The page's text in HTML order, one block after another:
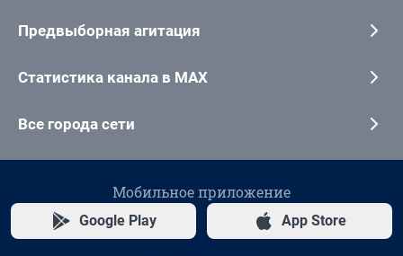
Предвыборная агитация
Статистика канала в MAX
Все города сети
Мобильное приложение
Google Play App Store